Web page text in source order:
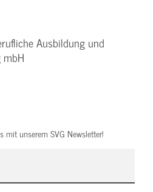
Ausbildung und
mit unserem SVG Newsletter!